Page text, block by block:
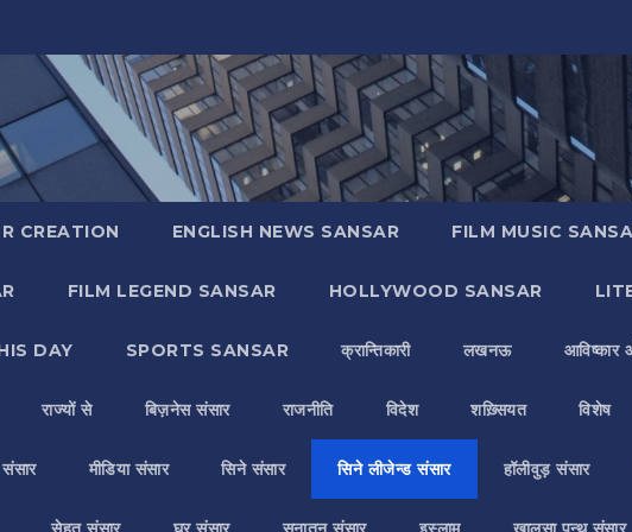
CREATION ENGLISH NEWS SANSAR FILM MUSIC
FILM LEGEND SANSAR HOLLYWOOD SANSAR
DAY SPORTS SANSAR क्रान्तिकारी लखनऊ आविष्कार
राज्यों से बिज़नेस संसार राजनीति विदेश शख़्सियत विशेष
मीडिया संसार सिने संसार सिने लीजेन्ड संसार हॉलीवुड़ संसार